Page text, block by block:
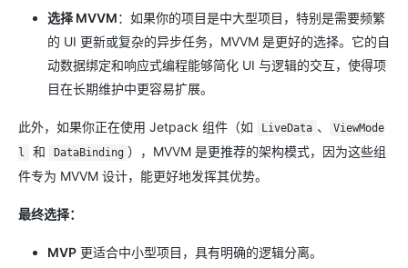
选择 MVVM：如果你的项目是中大型项目，特别是需要频繁
的 UI 更新或复杂的异步任务，MVVM 是更好的选择。它的自
动数据绑定和响应式编程能够简化 UI 与逻辑的交互，使得项
目在长期维护中更容易扩展。
此外，如果你正在使用 Jetpack 组件（如 LiveData 、
ViewMode
l
和 DataBinding ），MVVM 是更推荐的架构模式，因为这些组
件专为 MVVM 设计，能更好地发挥其优势。
最终选择：
MVP 更适合中小型项目，具有明确的逻辑分离。